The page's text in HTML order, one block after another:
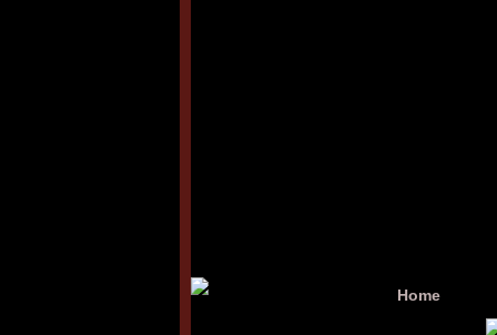
Home